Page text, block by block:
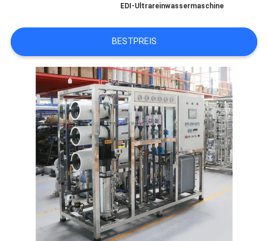
FORDERN
SIE EIN
ZITAT
SITEMAP
PRIVACY
POLICY
EDI-Ultrareinwassermaschine
BESTPREIS